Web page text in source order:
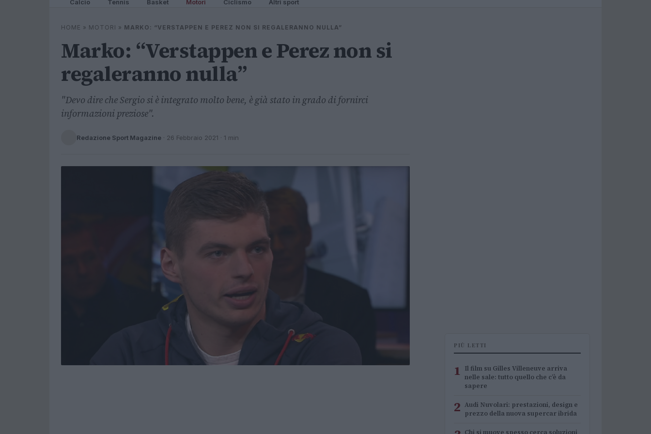
Calcio Tennis Basket Motori Ciclismo Altri sport
HOME » MOTORI » MARKO: “VERSTAPPEN E PEREZ NON SI REGALERANNO NULLA”
Marko: “Verstappen e Perez non si
regaleranno nulla”
"Devo dire che Sergio si è integrato molto bene, è già stato in grado di fornirci
informazioni preziose".
Redazione Sport Magazine · 26 Febbraio 2021 · 1 min
PIÙ LETTI
1 Il film su Gilles Villeneuve arriva
nelle sale: tutto quello che c’è da
sapere
2 Audi Nuvolari: prestazioni, design e
prezzo della nuova supercar ibrida
Chi si muove spesso cerca soluzioni